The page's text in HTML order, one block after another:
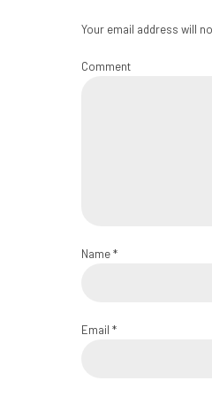
Your email address will
Comment
Name *
Email *